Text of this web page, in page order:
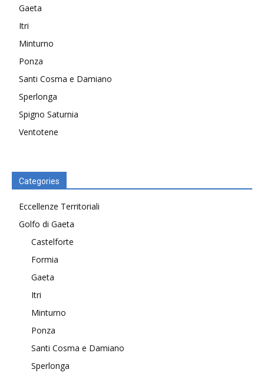
Gaeta
Itri
Minturno
Ponza
Santi Cosma e Damiano
Sperlonga
Spigno Saturnia
Ventotene
Categories
Eccellenze Territoriali
Golfo di Gaeta
Castelforte
Formia
Gaeta
Itri
Minturno
Ponza
Santi Cosma e Damiano
Sperlonga